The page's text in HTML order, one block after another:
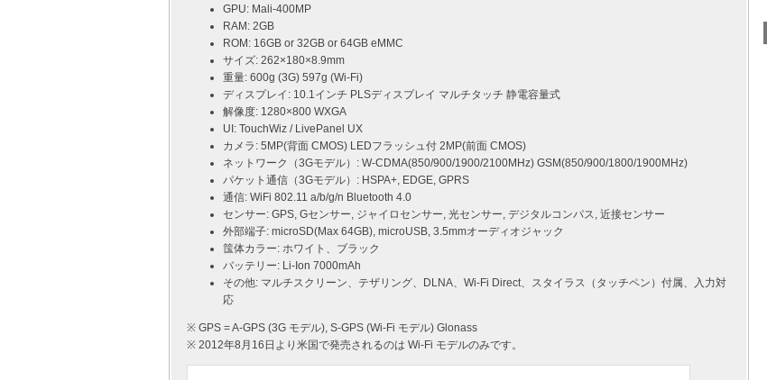
GPU: Mali-400MP
RAM: 2GB
ROM: 16GB or 32GB or 64GB eMMC
サイズ: 262×180×8.9mm
重量: 600g (3G) 597g (Wi-Fi)
ディスプレイ: 10.1インチ PLSディスプレイ マルチタッチ 静電容量式
解像度: 1280×800 WXGA
UI: TouchWiz / LivePanel UX
カメラ: 5MP(背面 CMOS) LEDフラッシュ付 2MP(前面 CMOS)
ネットワーク（3Gモデル）: W-CDMA(850/900/1900/2100MHz) GSM(850/900/1800/1900MHz)
パケット通信（3Gモデル）: HSPA+, EDGE, GPRS
通信: WiFi 802.11 a/b/g/n Bluetooth 4.0
センサー: GPS, Gセンサー, ジャイロセンサー, 光センサー, デジタルコンパス, 近接センサー
外部端子: microSD(Max 64GB), microUSB, 3.5mmオーディオジャック
筺体カラー: ホワイト、ブラック
バッテリー: Li-Ion 7000mAh
その他: マルチスクリーン、テザリング、DLNA、Wi-Fi Direct、スタイラス（タッチペン）付属、入力対
応
※ GPS = A-GPS (3G モデル), S-GPS (Wi-Fi モデル) Glonass
※ 2012年8月16日より米国で発売されるのは Wi-Fi モデルのみです。